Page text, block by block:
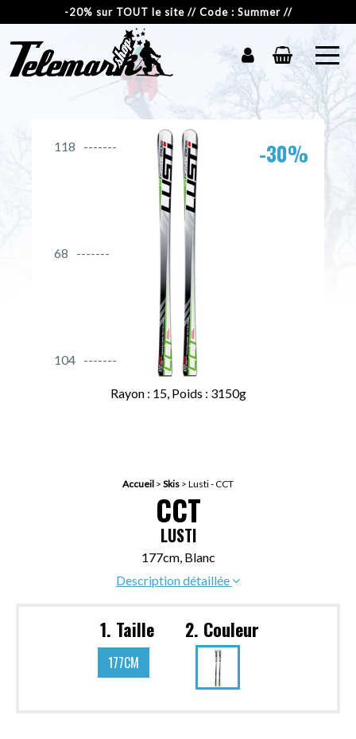
-20% sur TOUT le site // Code : Summer //
118
68
104
-30%
Rayon : 15, Poids : 3150g
Accueil > Skis > Lusti - CCT
CCT
LUSTI
177cm, Blanc
Description détaillée
1. Taille
177CM
2. Couleur